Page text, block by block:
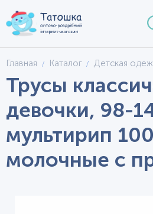
Главная Каталог Детская
Трусы
девочки, 98-
мультирип
молочные с